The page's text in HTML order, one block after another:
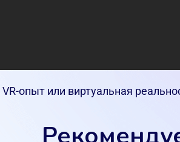
опыт или виртуальная